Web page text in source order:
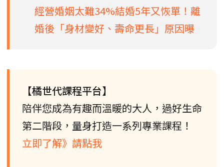
經營婚姻太難34%結婚5年又恢單！離
婚後「身材變好、壽命更長」原因曝
【橘世代課程平台】
陪伴您成為有趣而溫暖的大人，過好生命
第二階段，量身打造一系列專業課程！
立即了解》請點我